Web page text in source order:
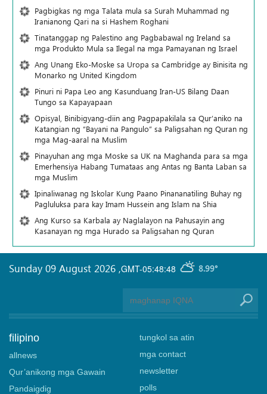
Pagbigkas ng mga Talata mula sa Surah Muhammad ng
Iranianong Qari na si Hashem Roghani
Tinatanggap ng Palestino ang Pagbabawal ng Ireland sa
mga Produkto Mula sa Ilegal na mga Pamayanan ng Israel
Ang Unang Eko-Moske sa Uropa sa Cambridge ay Binisita ng
Monarko ng United Kingdom
Pinuri ni Papa Leo ang Kasunduang Iran-US Bilang Daan
Tungo sa Kapayapaan
Opisyal, Binibigyang-diin ang Pagpapakilala sa Qur’aniko na
Katangian ng “Bayani na Pangulo” sa Paligsahan ng Quran ng
mga Mag-aaral na Muslim
Pinayuhan ang mga Moske sa UK na Maghanda para sa mga
Emerhensiya Habang Tumataas ang Antas ng Banta Laban sa
mga Muslim
Ipinaliwanag ng Iskolar Kung Paano Pinananatiling Buhay ng
Pagluluksa para kay Imam Hussein ang Islam na Shia
Ang Kurso sa Karbala ay Naglalayon na Pahusayin ang
Kasanayan ng mga Hurado sa Paligsahan ng Quran
GMT-05:48:48 8.99°
Sunday 09 August 2026 ,
filipino
allnews
Qur’anikong mga Gawain
Pandaigdig
tungkol sa atin
mga contact
newsletter
polls